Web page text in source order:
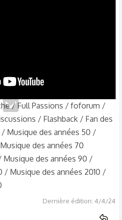
/ Full Passions / foforum /
/ Flashback / Fan des
Musique des années 50 /
des années 70
des années 90 /
/ Musique des années 2010 /
Dernière édition: 4/4/24